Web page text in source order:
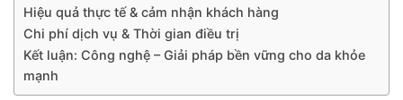
Hiệu quả thực tế & cảm nhận khách hàng
Chi phí dịch vụ & Thời gian điều trị
Kết luận: Công nghệ – Giải pháp bền vững cho da khỏe
mạnh